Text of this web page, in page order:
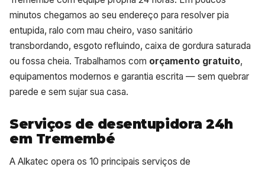
minutos chegamos ao seu endereço para resolver pia
entupida, ralo com mau cheiro, vaso sanitário
transbordando, esgoto refluindo, caixa de gordura saturada
ou fossa cheia. Trabalhamos com orçamento gratuito,
equipamentos modernos e garantia escrita — sem quebrar
parede e sem sujar sua casa.
Serviços de desentupidora 24h
em Tremembé
A Alkatec opera os 10 principais serviços de